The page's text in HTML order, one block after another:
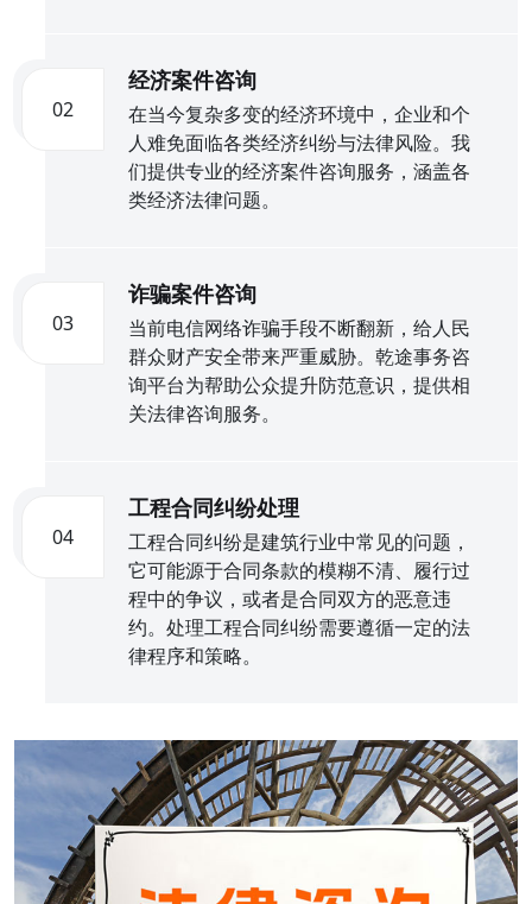
02
经济案件咨询
在当今复杂多变的经济环境中，企业和个
人难免面临各类经济纠纷与法律风险。我
们提供专业的经济案件咨询服务，涵盖各
类经济法律问题。
03
诈骗案件咨询
当前电信网络诈骗手段不断翻新，给人民
群众财产安全带来严重威胁。乾途事务咨
询平台为帮助公众提升防范意识，提供相
关法律咨询服务。
04
工程合同纠纷处理
工程合同纠纷是建筑行业中常见的问题，
它可能源于合同条款的模糊不清、履行过
程中的争议，或者是合同双方的恶意违
约。处理工程合同纠纷需要遵循一定的法
律程序和策略。